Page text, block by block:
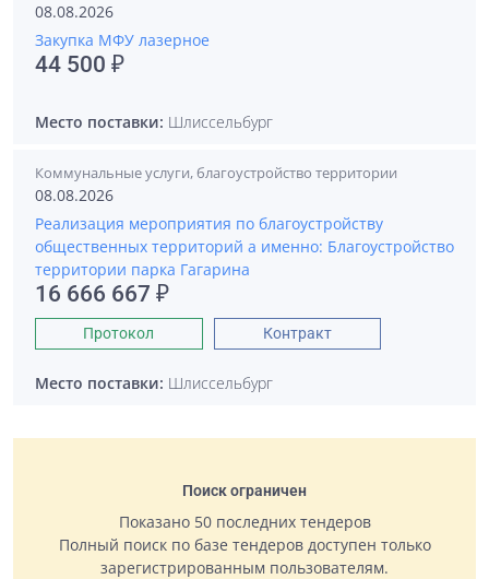
08.08.2026
Закупка МФУ лазерное
44 500 ₽
Место поставки: Шлиссельбург
Коммунальные услуги, благоустройство территории
08.08.2026
Реализация мероприятия по благоустройству
общественных территорий а именно: Благоустройство
территории парка Гагарина
16 666 667 ₽
Протокол Контракт
Место поставки: Шлиссельбург
Поиск ограничен
Показано 50 последних тендеров
Полный поиск по базе тендеров доступен только
зарегистрированным пользователям.